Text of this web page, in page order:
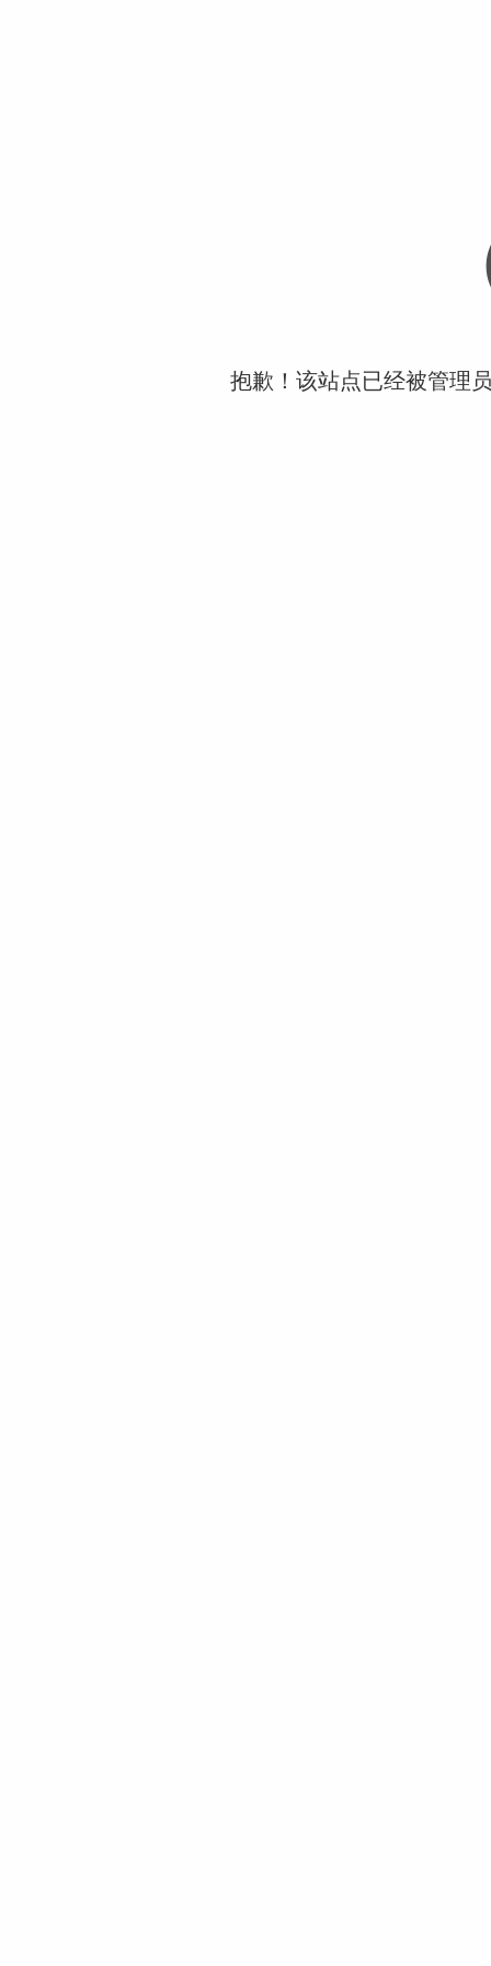
抱歉！该站点已经被管理